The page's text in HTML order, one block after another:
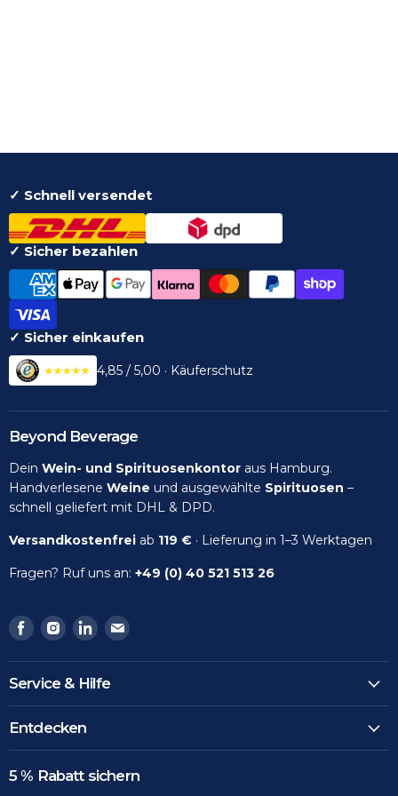
✓ Schnell versendet
✓ Sicher bezahlen
✓ Sicher einkaufen
4,85 / 5,00 · Käuferschutz
Beyond Beverage
Dein Wein- und Spirituosenkontor aus Hamburg.
Handverlesene Weine und ausgewählte Spirituosen –
schnell geliefert mit DHL & DPD.
Versandkostenfrei ab 119 € · Lieferung in 1–3 Werktagen
Fragen? Ruf uns an: +49 (0) 40 521 513 26
Finden
Sie
uns
auf
Facebook
Finden
Sie
uns
auf
Instagram
Finden
Sie
uns
auf
LinkedIn
Finden
uns
Email
Service & Hilfe
Entdecken
5 % Rabatt sichern